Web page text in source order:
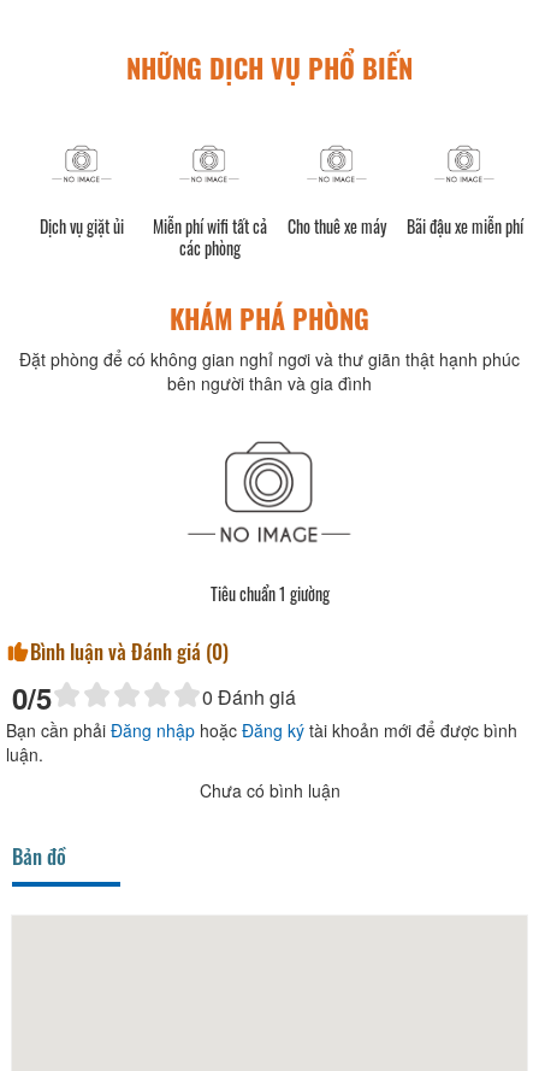
NHỮNG DỊCH VỤ PHỔ BIẾN
Dịch vụ giặt ủi
Miễn phí wifi tất cả
các phòng
Cho thuê xe máy Bãi đậu xe miễn phí
KHÁM PHÁ PHÒNG
Đặt phòng để có không gian nghỉ ngơi và thư giãn thật hạnh phúc
bên người thân và gia đình
Tiêu chuẩn 1 giường
Bình luận và Đánh giá (0)
0/5 0 Đánh giá
Bạn cần phải Đăng nhập hoặc Đăng ký tài khoản mới để được bình
luận.
Chưa có bình luận
Bản đồ